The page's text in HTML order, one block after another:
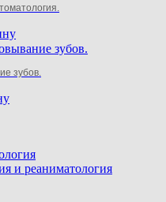
зубов.
и реаниматология